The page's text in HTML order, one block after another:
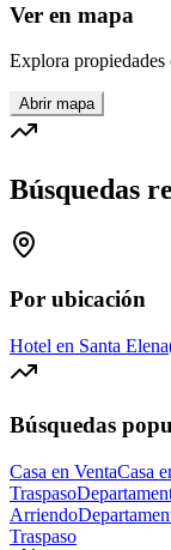
Ver en mapa
Explora propiedades
Abrir mapa
Búsquedas
Por ubicación
Hotel en Santa Elena
Búsquedas
Casa en VentaCasa
Traspaso
Arriendo
Traspaso